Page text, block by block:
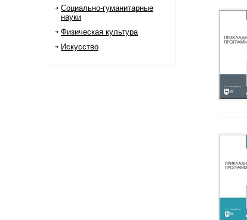
Социально-гуманитарные
науки
Физическая культура
Искусство